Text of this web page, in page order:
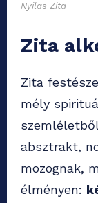
Nyilas Zita
Zita
Zita
mély
absztrakt,
mozognak,
élményen: